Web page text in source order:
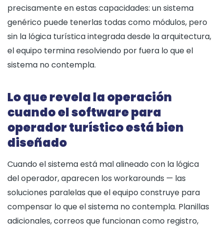
precisamente en estas capacidades: un sistema
genérico puede tenerlas todas como módulos, pero
sin la lógica turística integrada desde la arquitectura,
el equipo termina resolviendo por fuera lo que el
sistema no contempla.
Lo que revela la operación
cuando el software para
operador turístico está bien
diseñado
Cuando el sistema está mal alineado con la lógica
del operador, aparecen los workarounds — las
soluciones paralelas que el equipo construye para
compensar lo que el sistema no contempla. Planillas
adicionales, correos que funcionan como registro,